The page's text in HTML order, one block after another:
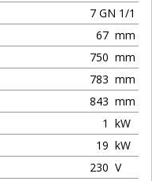
7 GN 1/1
67 mm
750 mm
783 mm
843 mm
1
kW
19 kW
230 V